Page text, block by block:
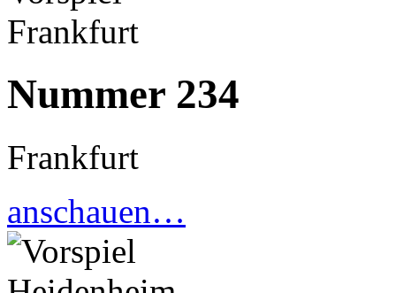
Nummer 234
Frankfurt
anschauen…